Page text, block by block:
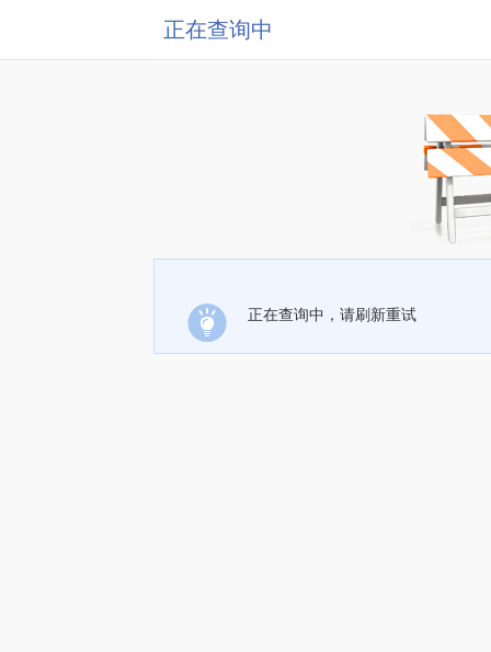
正在查询中
正在查询中，请刷新重试